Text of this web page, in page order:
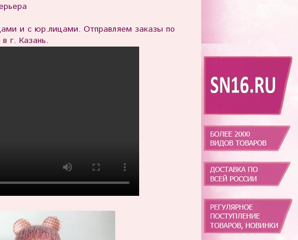
и с юр.лицами. Отправляем заказы по
г. Казань.